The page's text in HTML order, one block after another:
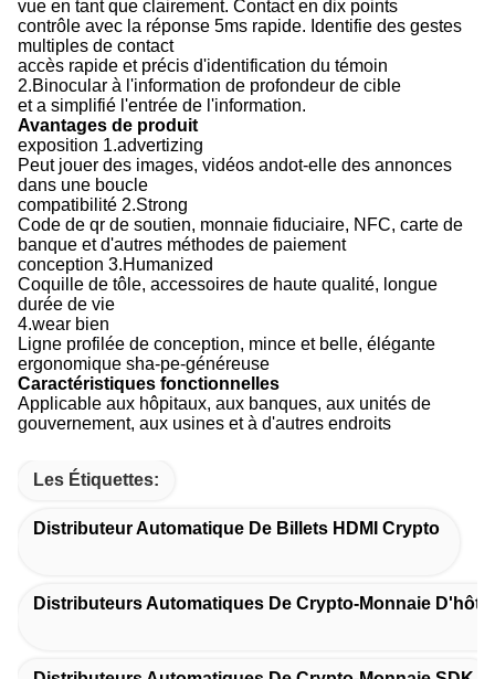
vue en tant que clairement. Contact en dix points
contrôle avec la réponse 5ms rapide. Identifie des gestes
multiples de contact
accès rapide et précis d'identification du témoin
2.Binocular à l'information de profondeur de cible
et a simplifié l'entrée de l'information.
Avantages de produit
exposition 1.advertizing
Peut jouer des images, vidéos andot-elle des annonces
dans une boucle
compatibilité 2.Strong
Code de qr de soutien, monnaie fiduciaire, NFC, carte de
banque et d'autres méthodes de paiement
conception 3.Humanized
Coquille de tôle, accessoires de haute qualité, longue
durée de vie
4.wear bien
Ligne profilée de conception, mince et belle, élégante
ergonomique sha-pe-généreuse
Caractéristiques fonctionnelles
Applicable aux hôpitaux, aux banques, aux unités de
gouvernement, aux usines et à d'autres endroits
Les Étiquettes:
Distributeur Automatique De Billets HDMI Crypto
Distributeurs Automatiques De Crypto-Monnaie D'hôtel